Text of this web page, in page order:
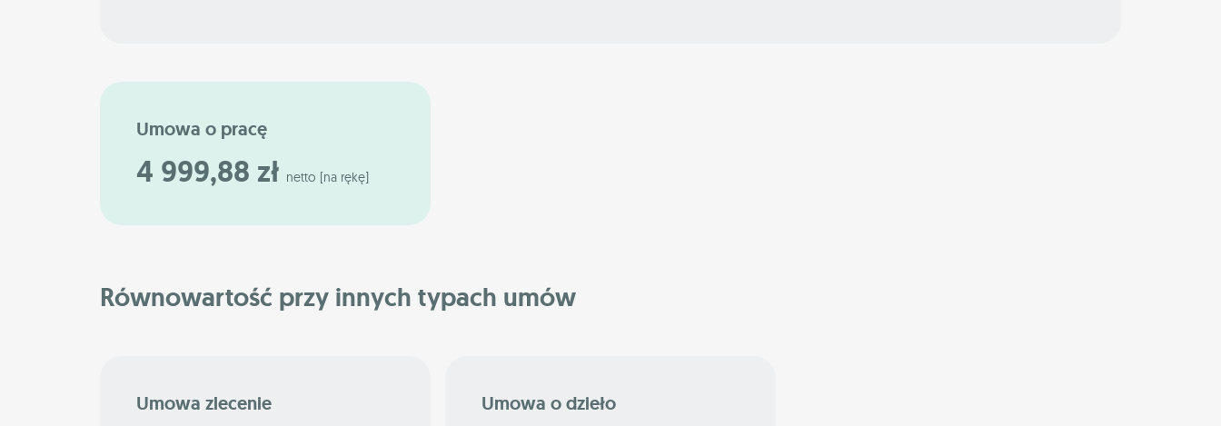
Umowa o pracę
4 999,88 zł netto [na rękę]
Równowartość przy innych typach umów
Umowa zlecenie Umowa o dzieło